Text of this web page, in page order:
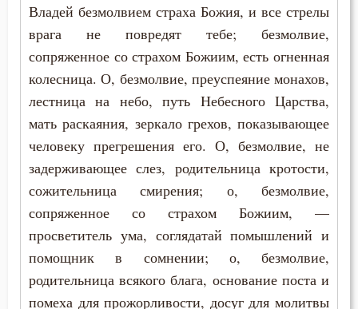
Владей безмолвием страха Божия, и все стрелы
врага не повредят тебе; безмолвие,
сопряженное со страхом Божиим, есть огненная
колесница. О, безмолвие, преуспеяние монахов,
лестница на небо, путь Небесного Царства,
мать раскаяния, зеркало грехов, показывающее
человеку прегрешения его. О, безмолвие, не
задерживающее слез, родительница кротости,
сожительница смирения; о, безмолвие,
сопряженное со страхом Божиим, —
просветитель ума, соглядатай помышлений и
помощник в сомнении; о, безмолвие,
родительница всякого блага, основание поста и
помеха для прожорливости, досуг для молитвы